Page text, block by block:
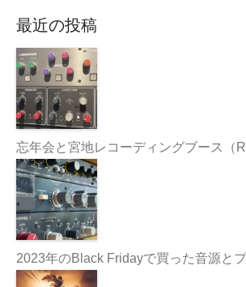
最近の投稿
忘年会と宮地レコーディングブース（
2023年のBlack Fridayで買った音源と